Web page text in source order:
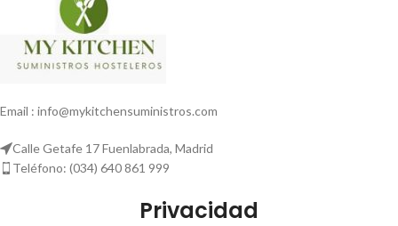
Email : info@mykitchensuministros.com
Calle Getafe 17 Fuenlabrada, Madrid
Teléfono: (034) 640 861 999
Privacidad